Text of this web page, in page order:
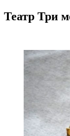
Театр Три